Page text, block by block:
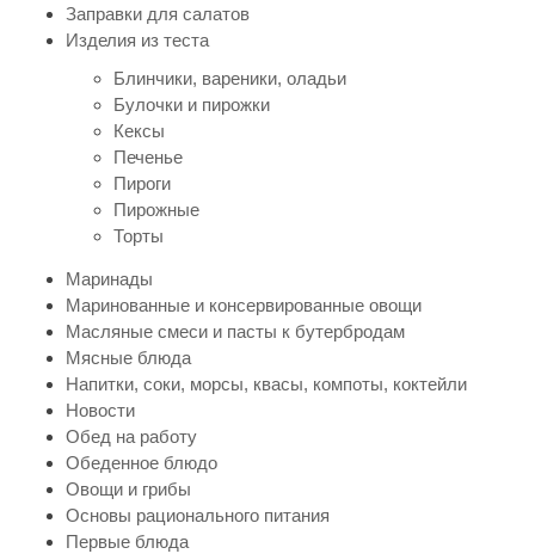
Заправки для салатов
Изделия из теста
Блинчики, вареники, оладьи
Булочки и пирожки
Кексы
Печенье
Пироги
Пирожные
Торты
Маринады
Маринованные и консервированные овощи
Масляные смеси и пасты к бутербродам
Мясные блюда
Напитки, соки, морсы, квасы, компоты, коктейли
Новости
Обед на работу
Обеденное блюдо
Овощи и грибы
Основы рационального питания
Первые блюда